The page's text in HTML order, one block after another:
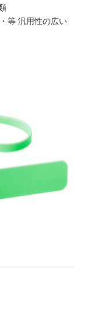
等 汎用性の広い